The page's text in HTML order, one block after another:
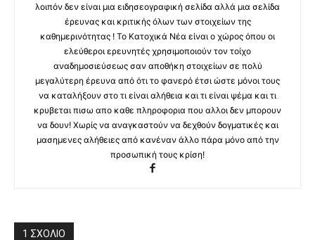
λοιπόν δεν είναι μια ειδησεογραφική σελίδα αλλά μια σελίδα
έρευνας και κριτικής όλων των στοιχείων της
καθημερινότητας ! Το Κατοχικά Νέα είναι ο χώρος όπου οι
ελεύθεροι ερευνητές χρησιμοποιούν τον τοίχο
αναδημοσιεύσεως σαν αποθήκη στοιχείων σε πολύ
μεγαλύτερη έρευνα από ότι το φανερό έτσι ώστε μόνοι τους
να καταλήξουν στο τι είναι αλήθεια και τι είναι ψέμα και τι
κρυβεται πισω απο καθε πληροφορια που αλλοι δεν μπορουν
να δουν! Χωρίς να αναγκαστούν να δεχθούν δογματικές και
μασημενες αλήθειες από κανέναν άλλο πάρα μόνο από την
προσωπική τους κρίση!
1 ΣΧΟΛΙΟ